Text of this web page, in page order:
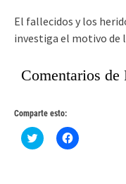
El fallecidos y los
investiga el motivo de
Comentarios de
Comparte esto:
Haz
clic
Haz
clic